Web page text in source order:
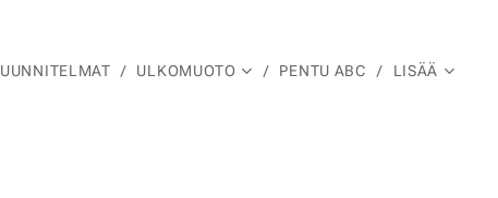
ULKOMUOTO PENTU ABC LISÄÄ